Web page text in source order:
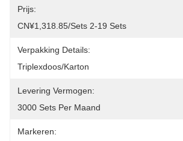
Prijs:
CN¥1,318.85/sets 2-19 Sets
Verpakking Details:
Triplexdoos/Karton
Levering Vermogen:
3000 Sets Per Maand
Markeren: